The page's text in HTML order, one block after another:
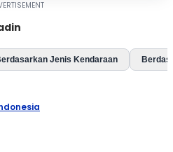
Jenis Kendaraan